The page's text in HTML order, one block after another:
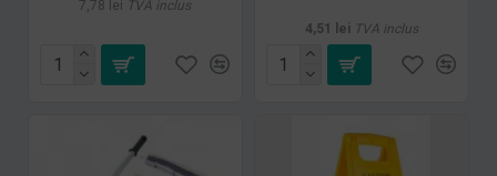
7,78 lei
TVA inclus
4,51 lei TVA inclus